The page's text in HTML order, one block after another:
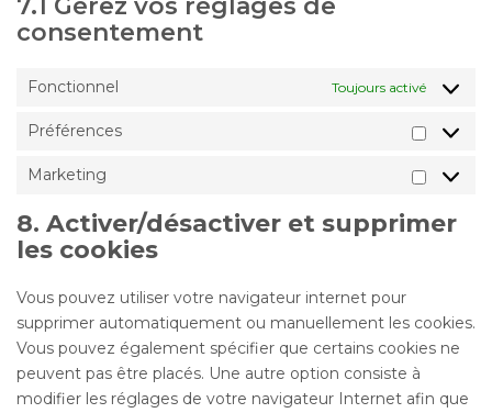
7.1 Gérez vos réglages de
consentement
Fonctionnel Toujours activé
Préférences
Marketing
8. Activer/désactiver et supprimer
les cookies
Vous pouvez utiliser votre navigateur internet pour
supprimer automatiquement ou manuellement les cookies.
Vous pouvez également spécifier que certains cookies ne
peuvent pas être placés. Une autre option consiste à
modifier les réglages de votre navigateur Internet afin que